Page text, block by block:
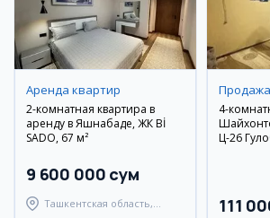
Аренда квартир
2-комнатная квартира в
аренду в Яшнабаде, ЖК Bİ
SADO, 67 м²
9 600 000 сум
Ташкентская область,
4-
Ц-26
111